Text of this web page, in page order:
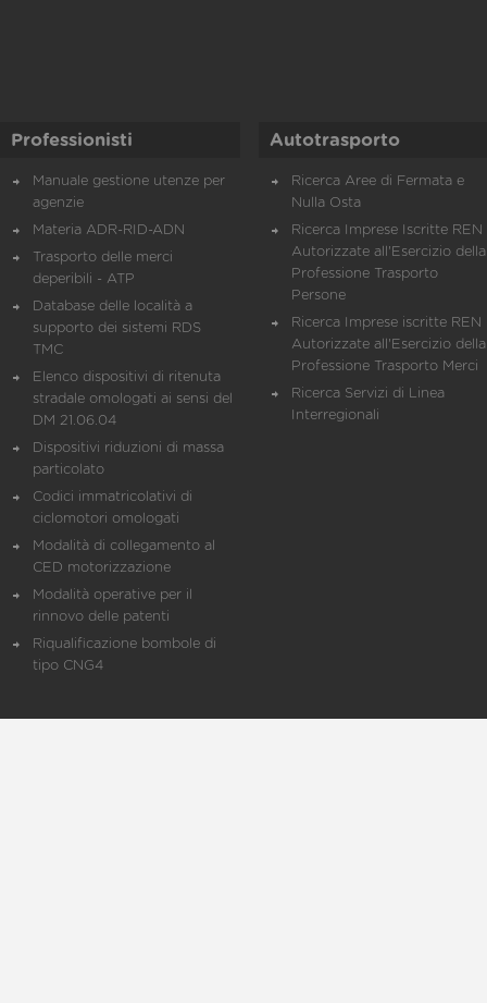
Professionisti
Manuale gestione utenze per
agenzie
Materia ADR-RID-ADN
Trasporto delle merci
deperibili - ATP
Database delle località a
supporto dei sistemi RDS
TMC
Elenco dispositivi di ritenuta
stradale omologati ai sensi del
DM 21.06.04
Dispositivi riduzioni di massa
particolato
Codici immatricolativi di
ciclomotori omologati
Modalità di collegamento al
CED motorizzazione
Modalità operative per il
rinnovo delle patenti
Riqualificazione bombole di
tipo CNG4
Autotrasporto
Ricerca Aree di Fermata e
Nulla Osta
Ricerca Imprese Iscritte REN
Autorizzate all'Esercizio della
Professione Trasporto
Persone
Ricerca Imprese iscritte REN
Autorizzate all'Esercizio della
Professione Trasporto Merci
Ricerca Servizi di Linea
Interregionali